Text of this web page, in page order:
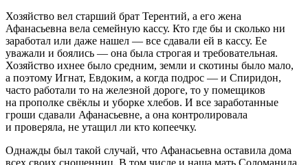
Хозяйство вел старший брат Терентий, а его жена
Афанасьевна вела семейную кассу. Кто где бы и сколько ни
заработал или даже нашел — все сдавали ей в кассу. Ее
уважали и боялись — она была строгая и требовательная.
Хозяйство ихнее было средним, земли и скотины было мало,
а поэтому Игнат, Евдоким, а когда подрос — и Спиридон,
часто работали то на железной дороге, то у помещиков
на прополке свёклы и уборке хлебов. И все заработанные
гроши сдавали Афанасьевне, а она контролировала
и проверяла, не утащил ли кто копеечку.
Однажды был такой случай, что Афанасьевна оставила дома